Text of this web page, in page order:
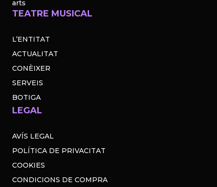
arts
TEATRE MUSICAL
L’ENTITAT
ACTUALITAT
CONÈIXER
SERVEIS
BOTIGA
LEGAL
AVÍS LEGAL
POLÍTICA DE PRIVACITAT
COOKIES
CONDICIONS DE COMPRA